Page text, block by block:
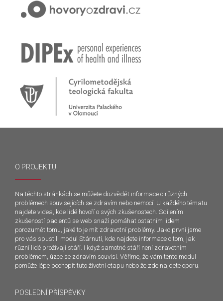
O PROJEKTU
Na těchto stránkách se můžete dozvědět informace o různých
problémech souvisejících se zdravím nebo nemocí. U každého tématu
najdete videa, kde lidé hovoří o svých zkušenostech. Sdílením
zkušeností pacientů se web snaží pomáhat ostatním lidem
porozumět tomu, jaké to je mít zdravotní problémy. Jako první jsme
pro vás spustili modul Stárnutí, kde najdete informace o tom, jak
různí lidé prožívají stáří. I když samotné stáří není zdravotním
problémem, úzce se zdravím souvisí. Věříme, že vám tento modul
pomůže lépe pochopit tuto životní etapu nebo že zde najdete oporu.
POSLEDNÍ PŘÍSPĚVKY